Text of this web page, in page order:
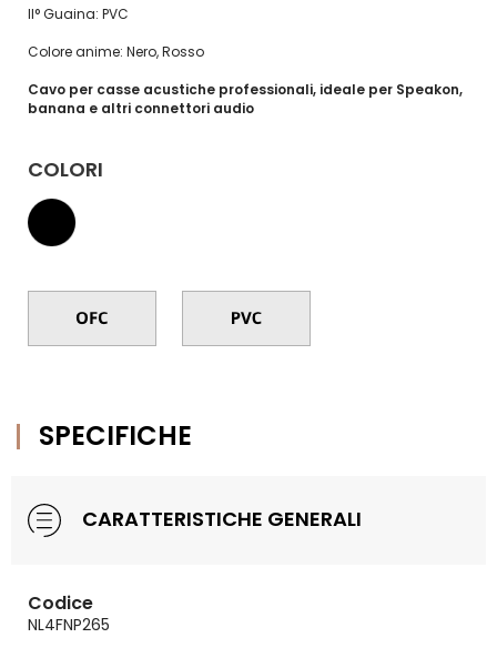
II° Guaina: PVC
Colore anime: Nero, Rosso
Cavo per casse acustiche professionali, ideale per Speakon,
banana e altri connettori audio
COLORI
SPECIFICHE
CARATTERISTICHE GENERALI
Codice
NL4FNP265